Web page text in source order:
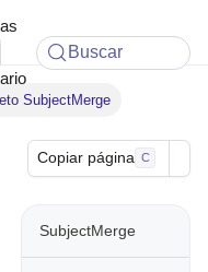
Buscar
SubjectMerge
Copiar página C
SubjectMerge